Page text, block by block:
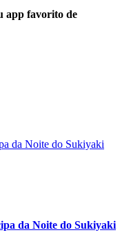
app favorito de
da Noite do Sukiyaki